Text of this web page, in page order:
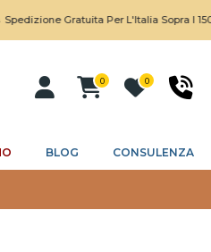
Gratuita Per L'Italia Sopra I 150€
0 0
BLOG CONSULENZA